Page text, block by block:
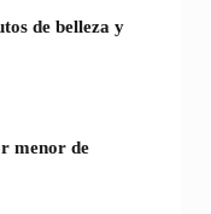
de belleza y
menor de